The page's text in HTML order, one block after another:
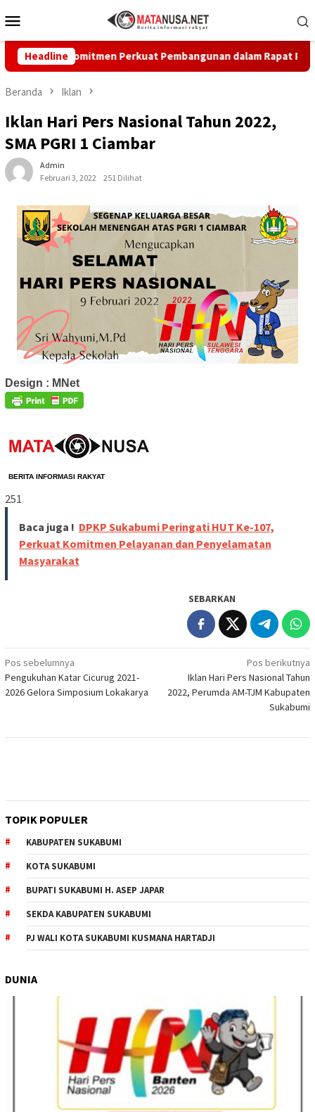
ke
Mobile
Headline
Komitmen Perkuat Pembangunan dalam Rapat Paripurna
Beranda Iklan
Iklan Hari Pers Nasional Tahun 2022,
SMA PGRI 1 Ciambar
Admin
Februari 3, 2022
251 Dilihat
Design : MNet
BERITA INFORMASI RAKYAT
251
Baca juga ! DPKP Sukabumi Peringati HUT Ke-107,
Perkuat Komitmen Pelayanan dan Penyelamatan
Masyarakat
SEBARKAN
Navigasi
pos
Pos sebelumnya
Pengukuhan Katar Cicurug 2021-
2026 Gelora Simposium Lokakarya
Pos berikutnya
Iklan Hari Pers Nasional Tahun
2022, Perumda AM-TJM Kabupaten
Sukabumi
TOPIK POPULER
KABUPATEN SUKABUMI
KOTA SUKABUMI
BUPATI SUKABUMI H. ASEP JAPAR
SEKDA KABUPATEN SUKABUMI
PJ WALI KOTA SUKABUMI KUSMANA HARTADJI
DUNIA